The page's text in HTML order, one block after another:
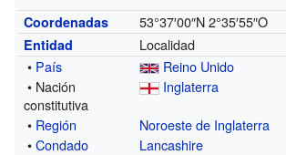
Coordenadas 53°37′00″N 2°35′55″O
Entidad
Localidad
• País
Reino Unido
• Nación
constitutiva
Inglaterra
• Región
Noroeste de Inglaterra
•Condado Lancashire